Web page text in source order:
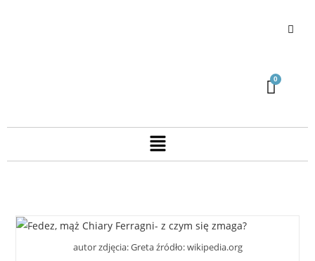
autor zdjęcia: Greta źródło: wikipedia.org